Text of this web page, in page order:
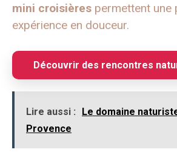
mini croisières permettent une
expérience en douceur.
Découvrir des rencontres
Lire aussi :
Le domaine
Provence